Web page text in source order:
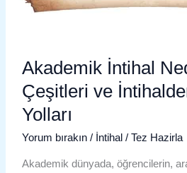
Akademik İntihal
Çeşitleri ve
Yolları
Yorum bırakın / İntihal/ Tez Hazirla
Akademik dünyada, öğrencilerin,